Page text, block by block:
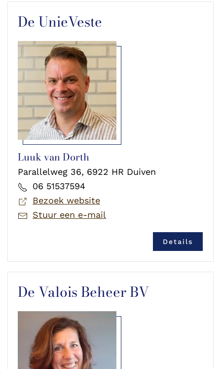
De UnieVeste
Luuk van Dorth
Parallelweg 36, 6922 HR Duiven
06 51537594
Bezoek website
Stuur een e-mail
Details
De Valois Beheer BV